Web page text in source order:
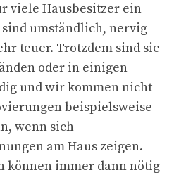
viele Hausbesitzer ein
umständlich, nervig
teuer. Trotzdem sind sie
oder in einigen
und wir kommen nicht
beispielsweise
wenn sich
am Haus zeigen.
können immer dann nötig